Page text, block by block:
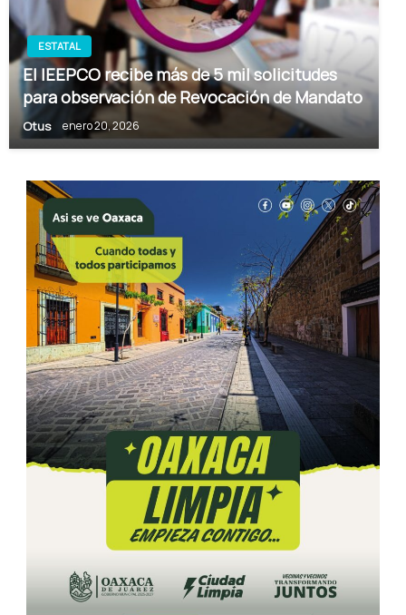
ESTATAL
El IEEPCO recibe más de 5 mil solicitudes
para observación de Revocación de Mandato
Otus enero 20, 2026